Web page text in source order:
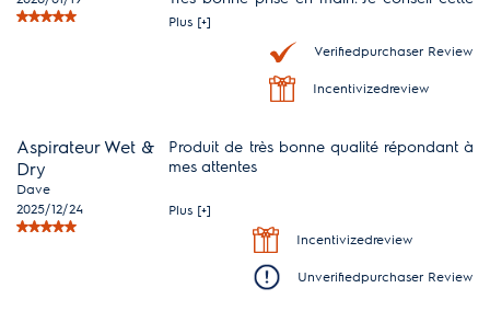
appareil pour une utilisation quotidienne
Plus [+]
Verifiedpurchaser Review
Incentivizedreview
Aspirateur Wet &
Dry
Dave
2025/12/24
Produit de très bonne qualité répondant à
mes attentes
Plus [+]
Incentivizedreview
Unverifiedpurchaser Review